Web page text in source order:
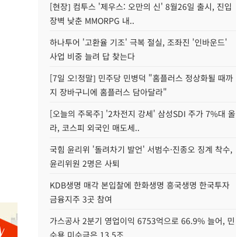
[현장] 컴투스 '제우스: 오만의 신' 8월26일 출시, 진입
장벽 낮춘 MMORPG 내..
하나투어 '고환율 기조' 극복 절실, 조좌진 '인바운드'
사업 비중 늘려 답 찾는다
[7일 오!정말] 민주당 민병덕 "홈플러스 정상화될 때까
지 장바구니에 홈플러스 담아달라"
[오늘의 주목주] '2차전지 강세' 삼성SDI 주가 7%대 올
라, 코스피 외국인 매도세..
국힘 윤리위 '돌려차기 발언' 서범수·진종오 징계 착수,
윤리위원 2명은 사퇴
KDB생명 매각 본입찰에 한화생명 흥국생명 한국투자
금융지주 3곳 참여
가스공사 2분기 영업이익 6753억으로 66.9% 늘어, 민
수용 미수금은 13.5조